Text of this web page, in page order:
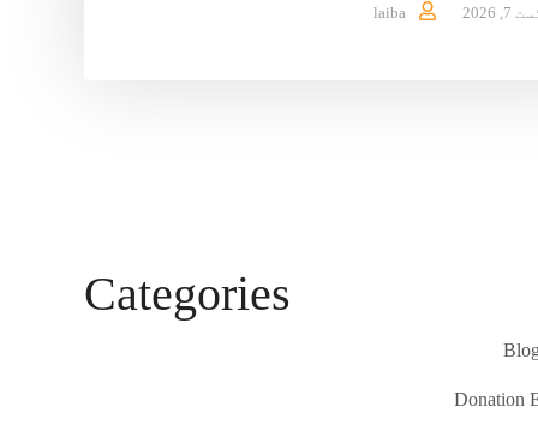
2026
laiba
Categories
Donation